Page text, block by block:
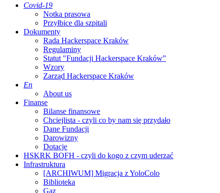
Covid-19
Notka prasowa
Przyłbice dla szpitali
Dokumenty
Rada Hackerspace Kraków
Regulaminy
Statut "Fundacji Hackerspace Kraków”
Wzory
Zarząd Hackerspace Kraków
En
About us
Finanse
Bilanse finansowe
Chciejlista - czyli co by nam się przydało
Dane Fundacji
Darowizny
Dotacje
HSKRK BOFH - czyli do kogo z czym uderzać
Infrastruktura
[ARCHIWUM] Migracja z YoloColo
Biblioteka
Gaz